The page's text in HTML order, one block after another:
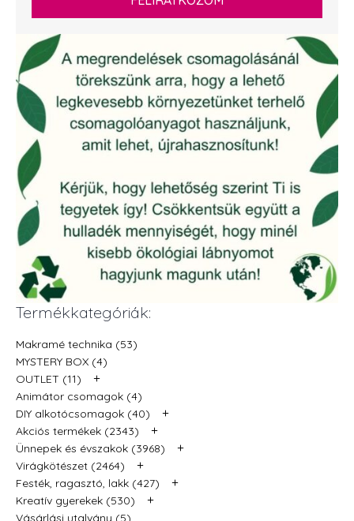
Termékkategóriák:
Makramé technika (53)
MYSTERY BOX (4)
OUTLET (11)
+
Animátor csomagok (4)
DIY alkotócsomagok (40)
+
Akciós termékek (2343) +
Ünnepek és évszakok (3968) +
Virágkötészet (2464) +
Festék, ragasztó, lakk (427) +
Kreatív gyerekek (530) +